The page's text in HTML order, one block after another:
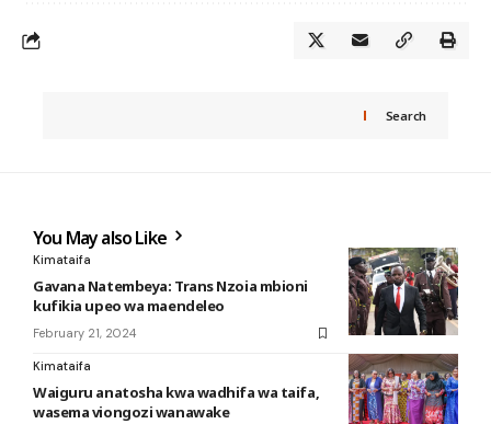
Search
You May also Like
Kimataifa
Gavana Natembeya: Trans Nzoia mbioni
kufikia upeo wa maendeleo
February 21, 2024
Kimataifa
Waiguru anatosha kwa wadhifa wa taifa,
wasema viongozi wanawake